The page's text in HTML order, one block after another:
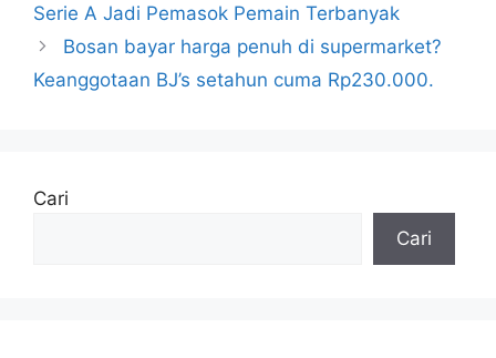
Serie A Jadi Pemasok Pemain Terbanyak
Bosan bayar harga penuh di supermarket?
Keanggotaan BJ’s setahun cuma Rp230.000.
Cari
Cari